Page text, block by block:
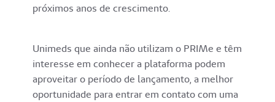
próximos anos de crescimento.
Unimeds que ainda não utilizam o PRIMe e têm
interesse em conhecer a plataforma podem
aproveitar o período de lançamento, a melhor
oportunidade para entrar em contato com uma